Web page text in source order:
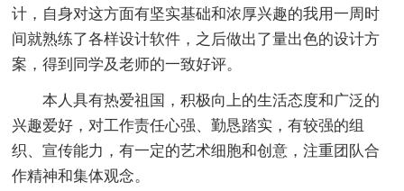
计，自身对这方面有坚实基础和浓厚兴趣的我用一周时
间就熟练了各样设计软件，之后做出了量出色的设计方
案，得到同学及老师的一致好评。
本人具有热爱祖国，积极向上的生活态度和广泛的
兴趣爱好，对工作责任心强、勤恳踏实，有较强的组
织、宣传能力，有一定的艺术细胞和创意，注重团队合
作精神和集体观念。